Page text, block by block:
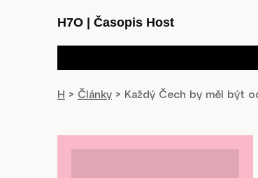
H7O Časopis Host
H > Články > Každý Čech by měl být